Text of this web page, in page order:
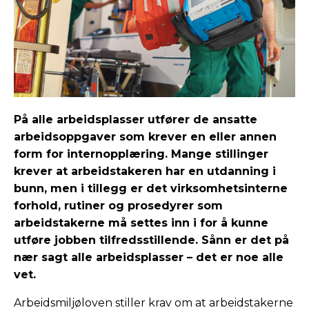
På alle arbeidsplasser utfører de ansatte
arbeidsoppgaver som krever en eller annen
form for internopplæring. Mange stillinger
krever at arbeidstakeren har en utdanning i
bunn, men i tillegg er det virksomhetsinterne
forhold, rutiner og prosedyrer som
arbeidstakerne må settes inn i for å kunne
utføre jobben tilfredsstillende. Sånn er det på
nær sagt alle arbeidsplasser – det er noe alle
vet.
Arbeidsmiljøloven stiller krav om at arbeidstakerne